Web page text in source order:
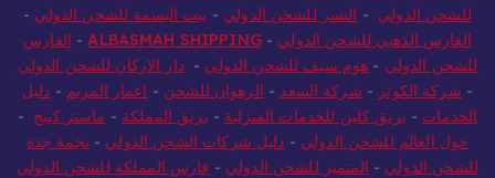
للشحن الدولي - النسر للشحن الدولي - بيت البسمة للشحن الدولي -
الفارس الذهبي للشحن الدولي -
ALBASMAH SHIPPING
- الفارس
للشحن الدولي - هوم سيف للشحن الدولي -دار الاركان للشحن الدولي
- شركة الكوثر - شركة السعد - الرهوان للشحن - اعمار المريم - دليل
الخدمات - بريق كلين للخدمات المنزلية - بريق المملكة - ماستر كينج -
حول العالم للشحن الدولي - دليل شركات الشحن الدولي - نجمة جدة
للشحن الدولي - المتميز للشحن الدولي - فارس المملكة للشحن الدولي